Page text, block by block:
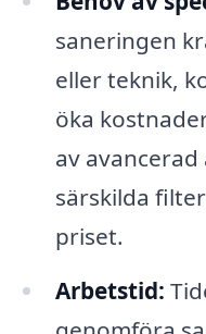
saneringen
eller teknik,
öka
av
särskilda
priset.
Arbetstid: